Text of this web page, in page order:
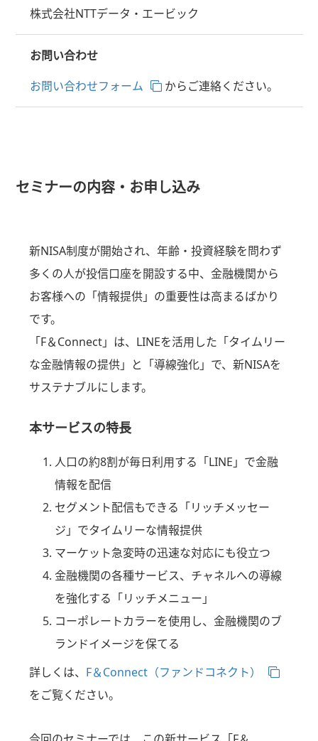
株式会社NTTデータ・エービック
お問い合わせ
お問い合わせフォーム
からご連絡ください。
セミナーの内容・お申し込み
新NISA制度が開始され、年齢・投資経験を問わず
多くの人が投信口座を開設する中、金融機関から
お客様への「情報提供」の重要性は高まるばかり
です。
「F＆Connect」は、LINEを活用した「タイムリー
な金融情報の提供」と「導線強化」で、新NISAを
サステナブルにします。
本サービスの特長
人口の約8割が毎日利用する「LINE」で金融
情報を配信
セグメント配信もできる「リッチメッセー
ジ」でタイムリーな情報提供
マーケット急変時の迅速な対応にも役立つ
金融機関の各種サービス、チャネルへの導線
を強化する「リッチメニュー」
コーポレートカラーを使用し、金融機関のブ
ランドイメージを保てる
詳しくは、 F＆Connect（ファンドコネクト）
をご覧ください。